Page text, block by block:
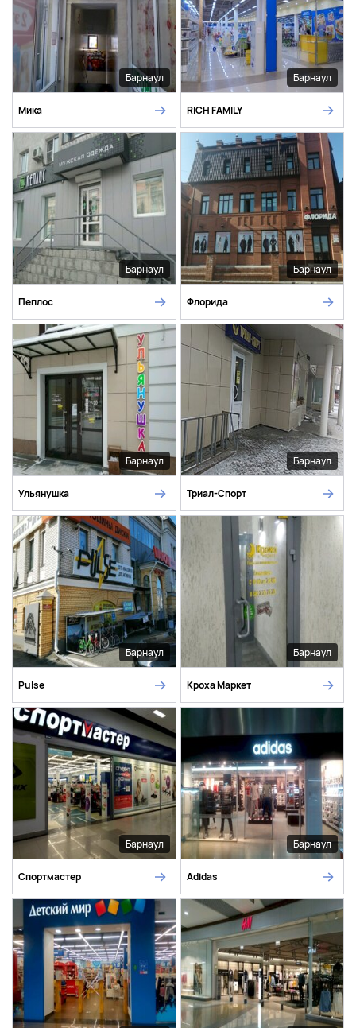
Барнаул
Мика
Барнаул
RICH FAMILY
Барнаул
Пеплос
Барнаул
Флорида
Барнаул
Ульянушка
Барнаул
Триал-Спорт
Барнаул
Pulse
Барнаул
Кроха Маркет
Барнаул
Спортмастер
Барнаул
Adidas